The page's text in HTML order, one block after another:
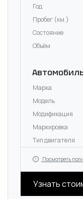
Год
Пробег (км.)
Состояние
Объём
Марка
Модель
Модификация
Маркировка
Тип двигателя
Посмотреть
Узнать